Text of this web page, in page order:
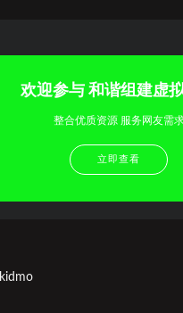
欢迎参与 和谐组建虚
整合优质资源 服务网友需
立即查看
kidmo